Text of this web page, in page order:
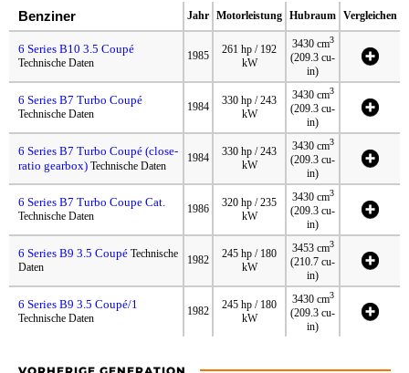
Benziner Jahr Motorleistung Hubraum Vergleichen
6 Series B10 3.5 Coupé
Technische Daten
1985
261 hp / 192
kW
3430 cm3
(209.3 cu-
in)
6 Series B7 Turbo Coupé
Technische Daten
1984
330 hp / 243
kW
3430 cm3
(209.3 cu-
in)
6 Series B7 Turbo Coupé (close-
ratio gearbox) Technische Daten
1984
330 hp / 243
kW
3430 cm3
(209.3 cu-
in)
6 Series B7 Turbo Coupe Cat.
Technische Daten
1986
320 hp / 235
kW
3430 cm3
(209.3 cu-
in)
6 Series B9 3.5 Coupé Technische
Daten
1982
245 hp / 180
kW
3453 cm3
(210.7 cu-
in)
6 Series B9 3.5 Coupé/1
Technische Daten
1982
245 hp / 180
kW
3430 cm3
(209.3 cu-
in)